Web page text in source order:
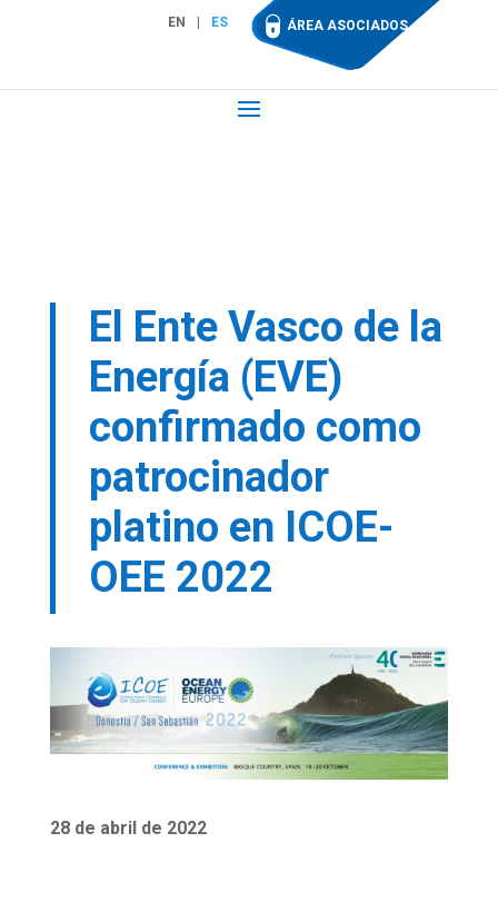
EN ES ÁREA ASOCIADOS
El Ente Vasco de la
Energía (EVE)
confirmado como
patrocinador
platino en ICOE-
OEE 2022
28 de abril de 2022